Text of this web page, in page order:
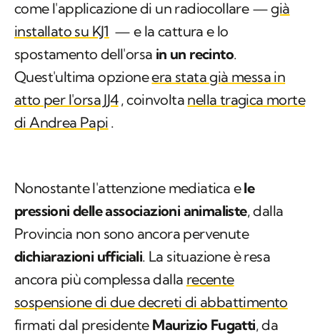
come l'applicazione di un radiocollare —già
installato su KJ1 — e la cattura e lo
spostamento dell'orsa in un recinto.
Quest'ultima opzioneera stata già messa in
atto per l'orsa JJ4, coinvolta nella tragica morte
di Andrea Papi .
Nonostante l'attenzione mediatica ele
pressioni delle associazioni animaliste, dalla
Provincia non sono ancora pervenute
dichiarazioni ufficiali. La situazione è resa
ancora più complessa dalla recente
sospensione di due decreti di abbattimento
firmati dal presidente Maurizio Fugatti, da